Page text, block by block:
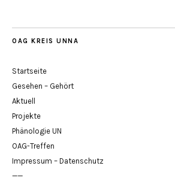
OAG KREIS UNNA
Startseite
Gesehen – Gehört
Aktuell
Projekte
Phänologie UN
OAG-Treffen
Impressum – Datenschutz
——